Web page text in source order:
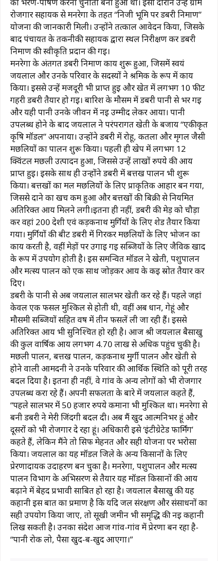
रोजगार सहायक से मनरेगा के तहत “निजी भूमि पर डबरी निर्माण”
योजना की जानकारी मिली। उन्होंने तत्काल आवेदन किया, जिसके
बाद पंचायत के तकनीकी सहायक द्वारा स्थल निरीक्षण कर डबरी
निर्माण की स्वीकृति प्रदान की गई।
मनरेगा के अंतर्गत डबरी निर्माण कार्य शुरू हुआ, जिसमें स्वयं
जयलाल और उनके परिवार के सदस्यों ने श्रमिक के रूप में कार्य
किया। इससे उन्हें मजदूरी भी प्राप्त हुई और खेत में लगभग 10 फीट
गहरी डबरी तैयार हो गई। बारिश के मौसम में डबरी पानी से भर गई
और यही पानी उनके जीवन में नई उम्मीद लेकर आया। पानी
उपलब्ध होने के बाद जयलाल ने परंपरागत खेती के बजाय “एकीकृत
कृषि मॉडल” अपनाया। उन्होंने डबरी में रोहू, कतला और मृगल जैसी
मछलियों का पालन शुरू किया। पहली ही खेप में लगभग 12
क्विंटल मछली उत्पादन हुआ, जिससे उन्हें लाखों रुपये की आय
प्राप्त हुई। इसके साथ ही उन्होंने डबरी में बत्तख पालन भी शुरू
किया। बत्तखों का मल मछलियों के लिए प्राकृतिक आहार बन गया,
जिससे दाने का खर्च कम हुआ और बत्तखों की बिक्री से नियमित
अतिरिक्त आय मिलने लगी।इतना ही नहीं, डबरी की मेड़ को चौड़ा
कर वहां 200 देशी एवं कड़कनाथ मुर्गियों के लिए शेड तैयार किया
गया। मुर्गियों की बीट डबरी में गिरकर मछलियों के लिए भोजन का
कार्य करती है, वहीं मेड़ों पर उगाई गई सब्जियों के लिए जैविक खाद
के रूप में उपयोग होती है। इस समन्वित मॉडल ने खेती, पशुपालन
और मत्स्य पालन को एक साथ जोड़कर आय के कई स्रोत तैयार कर
दिए।
डबरी के पानी से अब जयलाल सालभर खेती कर रहे हैं। पहले जहां
केवल एक फसल मुश्किल से होती थी, वहीं अब धान, गेहूं और
मौसमी सब्जियों सहित वर्ष में तीन फसलें ली जा रही हैं। इससे
अतिरिक्त आय भी सुनिश्चित हो रही है। आज श्री जयलाल बैसाखु
की कुल वार्षिक आय लगभग ₹4.70 लाख से अधिक पहुंच चुकी है।
मछली पालन, बत्तख पालन, कड़कनाथ मुर्गी पालन और खेती से
होने वाली आमदनी ने उनके परिवार की आर्थिक स्थिति को पूरी तरह
बदल दिया है। इतना ही नहीं, वे गांव के अन्य लोगों को भी रोजगार
उपलब्ध करा रहे हैं। अपनी सफलता के बारे में जयलाल कहते हैं,
“पहले सालभर में 50 हजार रुपये कमाना भी मुश्किल था। मनरेगा से
बनी डबरी ने मेरी जिंदगी बदल दी। अब मैं खुद आत्मनिर्भर हूं और
दूसरों को भी रोजगार दे रहा हूं। अधिकारी इसे ‘इंटीग्रेटेड फार्मिंग’
कहते हैं, लेकिन मैंने तो सिर्फ मेहनत और सही योजना पर भरोसा
किया। जयलाल का यह मॉडल जिले के अन्य किसानों के लिए
प्रेरणादायक उदाहरण बन चुका है। मनरेगा, पशुपालन और मत्स्य
पालन विभाग के अभिसरण से तैयार यह मॉडल किसानों की आय
बढ़ाने में बेहद प्रभावी साबित हो रहा है। जयलाल बैसाखु की यह
कहानी इस बात का प्रमाण है कि यदि जल संरक्षण और संसाधनों का
सही उपयोग किया जाए, तो सूखी जमीन भी समृद्धि की नई कहानी
लिख सकती है। उनका संदेश आज गांव-गांव में प्रेरणा बन रहा है-
“पानी रोक लो, पैसा खुद-ब-खुद आएगा।”